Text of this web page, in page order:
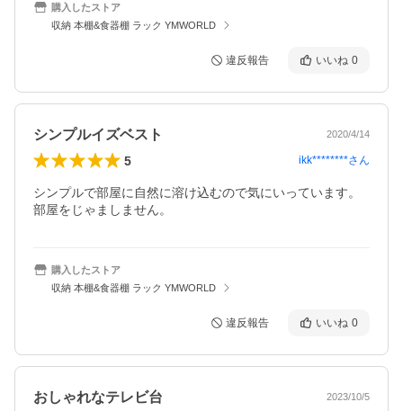
購入したストア
収納 本棚&食器棚 ラック YMWORLD
違反報告 いいね 0
シンプルイズベスト 2020/4/14
5 ikk********さん
シンプルで部屋に自然に溶け込むので気にいっています。
部屋をじゃましません。
購入したストア
収納 本棚&食器棚 ラック YMWORLD
違反報告 いいね 0
おしゃれなテレビ台 2023/10/5